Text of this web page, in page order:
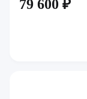
79 600 ₽